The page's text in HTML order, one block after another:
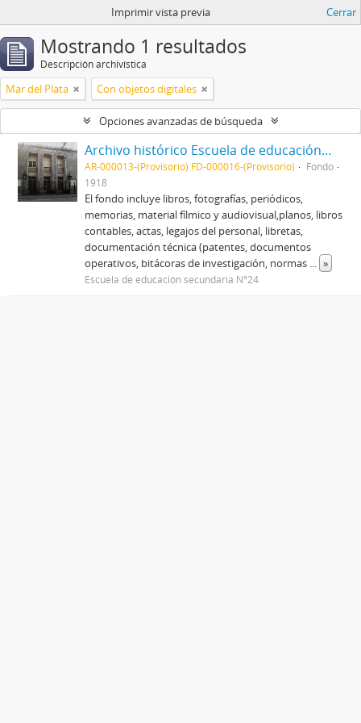
Imprimir vista previa Cerrar
Mostrando 1 resultados
Descripción archivística
Mar del Plata Con objetos digitales
Opciones avanzadas de búsqueda
Archivo histórico Escuela de educación secundaria N°24 "Ex Nacional de comercio N°1"
AR-000013-(Provisorio) FD-000016-(Provisorio)
Fondo
1918
El fondo incluye libros, fotografías, periódicos,
memorias, material fílmico y audiovisual,planos, libros
contables, actas, legajos del personal, libretas,
documentación técnica (patentes, documentos
operativos, bitácoras de investigación, normas ... »
Escuela de educación secundaria N°24